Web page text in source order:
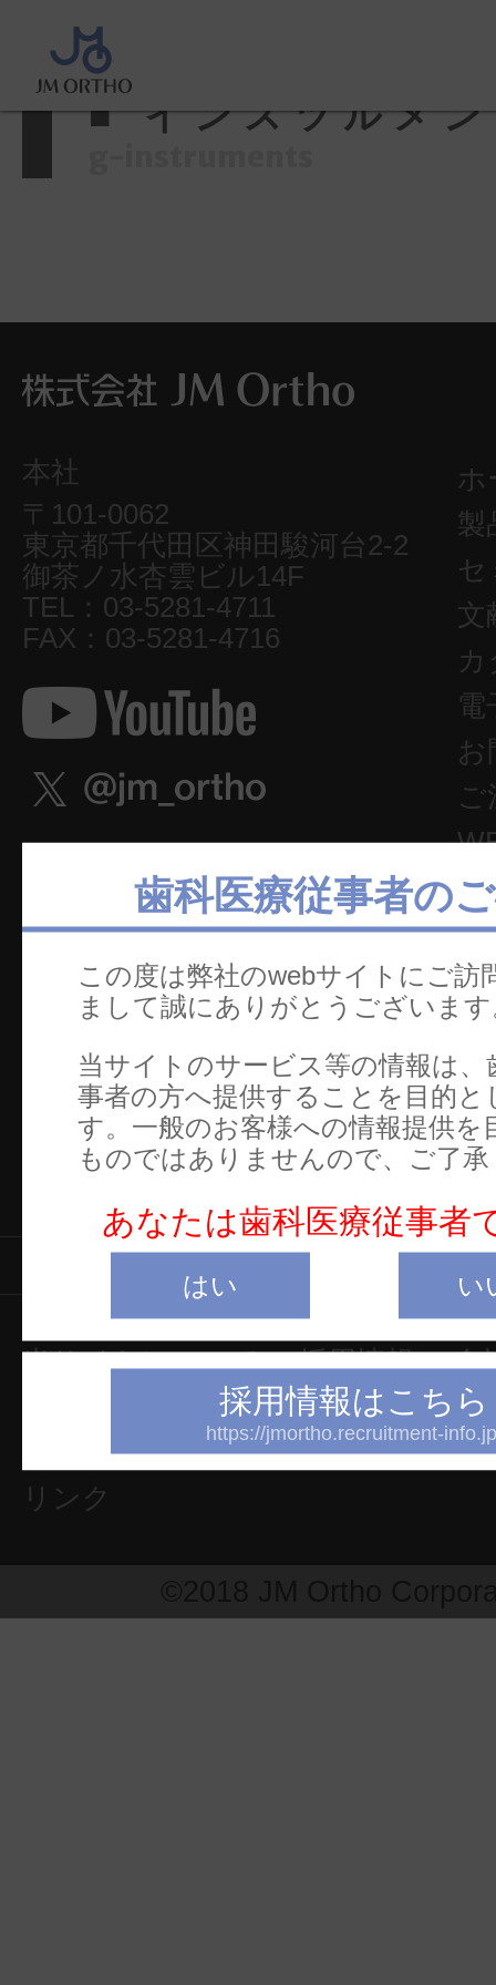
歯科医療従事者の
この度は弊社のwebサイトにご訪
まして誠にありがとうございま
当サイトのサービス等の情報は、
事者の方へ提供することを目的と
す。一般のお客様への情報提供を
ものではありませんので、ご了
あなたは歯科医療従事者
はい い
採用情報はこちら
https://jmortho.recruitment-
ホーム
■ インスツルメ
ホ
製
セ
文
電
お
ご
本社
〒101-0062
東京都千代田区神田駿河台2-2
御茶ノ水杏雲ビル14F
TEL：03-5281-4711
FAX：03-5281-4716
当サイトについて 採用情報
会
プライバシーポリシー
特定商取引についての表示
リンク